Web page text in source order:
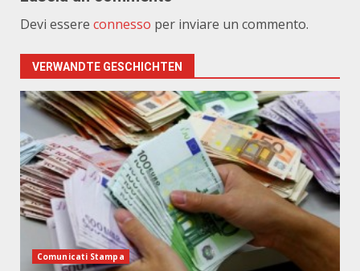
Devi essere connesso per inviare un commento.
VERWANDTE GESCHICHTEN
Comunicati Stampa